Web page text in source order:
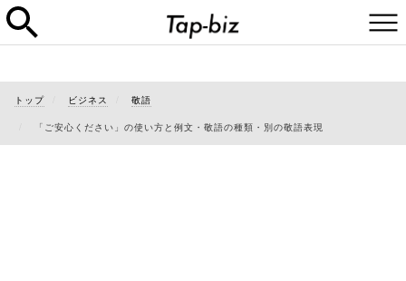
トップ ビジネス 敬語
「ご安心ください」の使い方と例文・敬語の種類・別の敬語表現